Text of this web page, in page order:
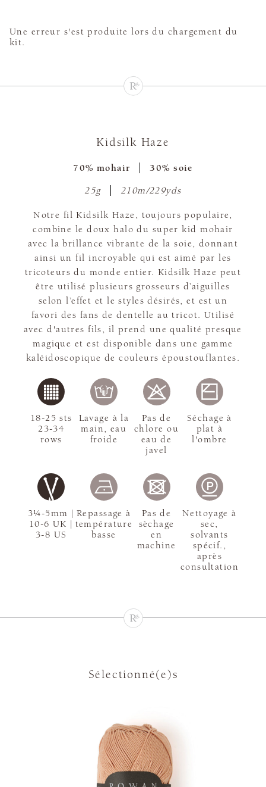
Une erreur s'est produite lors du chargement du
kit.
Kidsilk Haze
70% mohair 30% soie
25g 210m/229yds
Notre fil Kidsilk Haze, toujours populaire,
combine le doux halo du super kid mohair
avec la brillance vibrante de la soie, donnant
ainsi un fil incroyable qui est aimé par les
tricoteurs du monde entier. Kidsilk Haze peut
être utilisé plusieurs grosseurs d’aiguilles
selon l’effet et le styles désirés, et est un
favori des fans de dentelle au tricot. Utilisé
avec d'autres fils, il prend une qualité presque
magique et est disponible dans une gamme
kaléidoscopique de couleurs époustouflantes.
3¼-5mm |
10-6 UK |
3-8 US
18-25 sts
23-34
rows
Lavage à la
main, eau
froide
Pas de
chlore ou
eau de
javel
Séchage à
plat à
l'ombre
Repassage à
température
basse
Pas de
sèchage
en
machine
Nettoyage à
sec,
solvants
spécif.,
après
consultation
Sélectionné(e)s